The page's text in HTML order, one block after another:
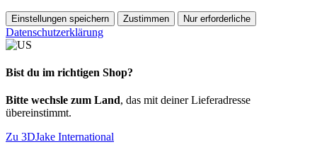
Einstellungen speichern Zustimmen Nur erforderliche
Datenschutzerklärung
Bist du im richtigen Shop?
Bitte wechsle zum Land, das mit deiner Lieferadresse
übereinstimmt.
Zu 3DJake International